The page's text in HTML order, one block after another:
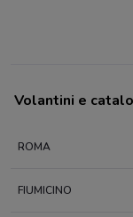
Volantini e
ROMA
FIUMICINO